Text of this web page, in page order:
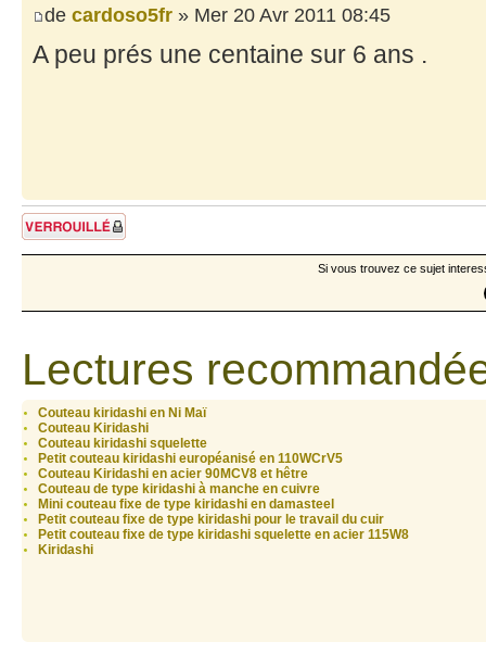
de cardoso5fr » Mer 20 Avr 2011 08:45
A peu prés une centaine sur 6 ans .
Sujet verrouillé
Si vous trouvez ce sujet
Lectures
Couteau kiridashi en Ni Maï
Couteau Kiridashi
Couteau kiridashi squelette
Petit couteau kiridashi européanisé en 110WCrV5
Couteau Kiridashi en acier 90MCV8 et hêtre
Couteau de type kiridashi à manche en cuivre
Mini couteau fixe de type kiridashi en damasteel
Petit couteau fixe de type kiridashi pour le travail du cuir
Petit couteau fixe de type kiridashi squelette en acier 115W8
Kiridashi